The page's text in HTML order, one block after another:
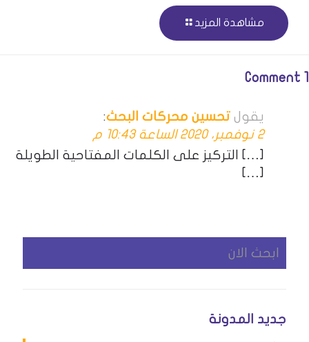
مشاهدة المزيد
يقول تحسين محركات البحث:
2 نوفمبر، 2020 الساعة 10:43 م
[…] التركيز على الكلمات المفتاحية الطويلة
[…]
جديد المدونة